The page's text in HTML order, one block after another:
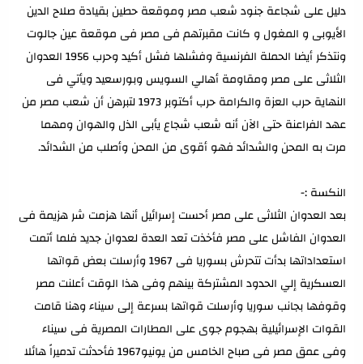
دليل على شجاعة جنود شعب مصر وموقعة حطين بقيادة صلاح الدين
الأيوبى و المغول و كانت مقبرتهم فى مصر فى موقعة عين جالوت
ونتذكر أيضا الحملة الفرنسية وفشلها فشل أكيد وحرب 1956 العدوان
الثلاثى على مصر ومقاومة أهالي السويس وبورسعيد ويأتي فى
النهاية حرب العزة والكرامة حرب أكتوبر 1973 لتبرهن أن شعب مصر من
عهد الفراعنة حتى الآن أنه شعب شجاع يأبى الذل والهوان ومهما
مرت به المحن والشدائد فهو أقوى من المحن وأصلب من الشدائد.
النكسة :-
بعد العدوان الثلاثى على مصر أحست إسرائيل أنها هزمت شر هزيمة فى
العدوان الفاشل على مصر فأخذت تعد العدة لعدوان جديد فلما أتمت
استعداداتها بدأت تتحرش بسوريا فى 1967 وأرسلت بعض قواتها
العسكرية إلي الحدود المشتركة بينهم وفى هذا الوقت أعلنت مصر
وقوفها بجانب سوريا وأرسلت قواتها بسرعة إلى سيناء وهنا قامت
القوات الإسرائيلية بهجوم جوى على المطارات المصرية فى سيناء
وفى عمق مصر فى صباح الخامس من يونيو1967 فأحدثت تدميراً هائلا